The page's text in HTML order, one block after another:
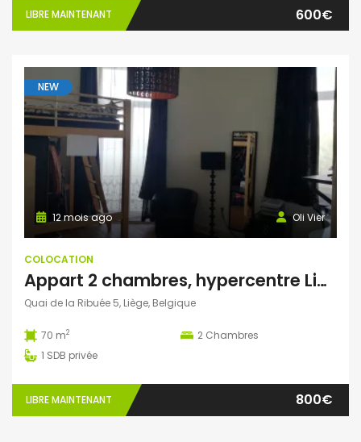
LIBRE MAINTENANT 600€
NEW
Oli Vier
12 mois ago
COLOCATION
Appart 2 chambres, hypercentre Liège, balcon sur Meuse
Quai de la Ribuée 5, Liège, Belgique
70 m2 2 Chambres
1 SDB privée
LIBRE MAINTENANT 800€